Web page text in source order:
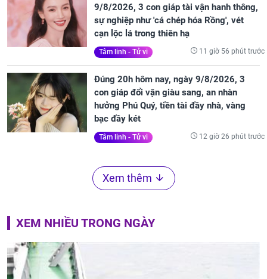
9/8/2026, 3 con giáp tài vận hanh thông,
sự nghiệp như 'cá chép hóa Rồng', vét
cạn lộc lá trong thiên hạ
Tâm linh - Tử vi 11 giờ 56 phút trước
Đúng 20h hôm nay, ngày 9/8/2026, 3
con giáp đổi vận giàu sang, an nhàn
hưởng Phú Quý, tiền tài đầy nhà, vàng
bạc đầy két
Tâm linh - Tử vi 12 giờ 26 phút trước
Xem thêm
XEM NHIỀU TRONG NGÀY